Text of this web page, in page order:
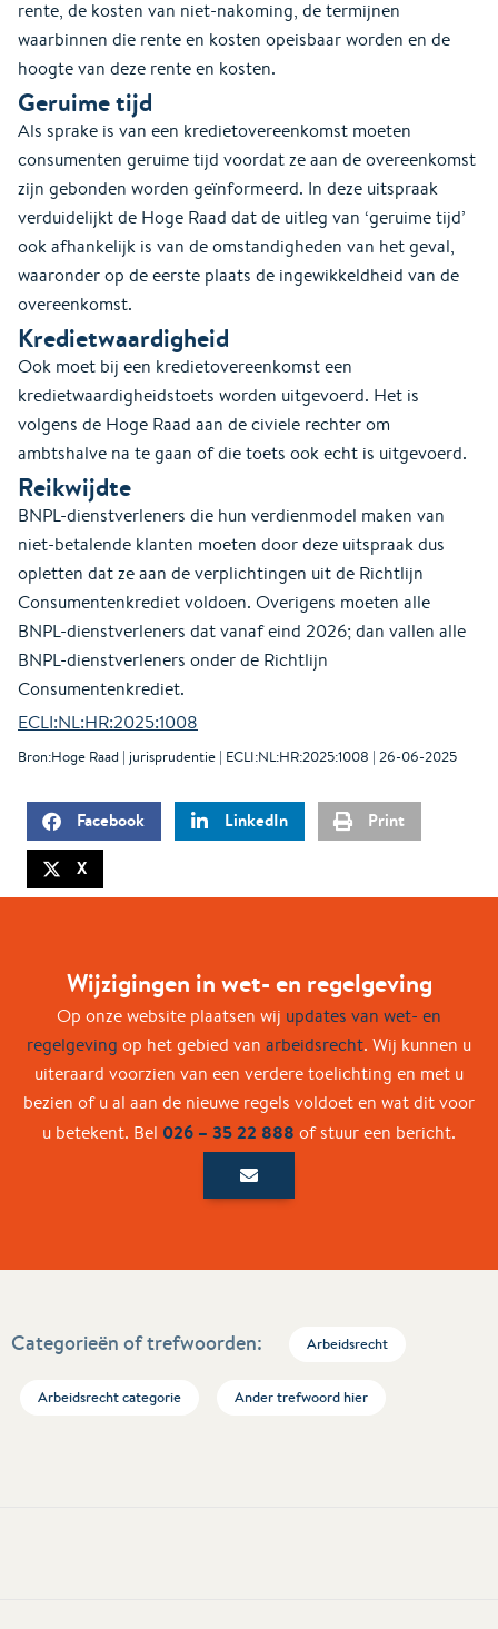
rente, de kosten van niet-nakoming, de termijnen
waarbinnen die rente en kosten opeisbaar worden en de
hoogte van deze rente en kosten.
Geruime tijd
Als sprake is van een kredietovereenkomst moeten
consumenten geruime tijd voordat ze aan de overeenkomst
zijn gebonden worden geïnformeerd. In deze uitspraak
verduidelijkt de Hoge Raad dat de uitleg van ‘geruime tijd’
ook afhankelijk is van de omstandigheden van het geval,
waaronder op de eerste plaats de ingewikkeldheid van de
overeenkomst.
Kredietwaardigheid
Ook moet bij een kredietovereenkomst een
kredietwaardigheidstoets worden uitgevoerd. Het is
volgens de Hoge Raad aan de civiele rechter om
ambtshalve na te gaan of die toets ook echt is uitgevoerd.
Reikwijdte
BNPL-dienstverleners die hun verdienmodel maken van
niet-betalende klanten moeten door deze uitspraak dus
opletten dat ze aan de verplichtingen uit de Richtlijn
Consumentenkrediet voldoen. Overigens moeten alle
BNPL-dienstverleners dat vanaf eind 2026; dan vallen alle
BNPL-dienstverleners onder de Richtlijn
Consumentenkrediet.
ECLI:NL:HR:2025:1008
Bron:Hoge Raad | jurisprudentie | ECLI:NL:HR:2025:1008 | 26-06-2025
Facebook LinkedIn Print
X
Wijzigingen in wet- en regelgeving
Op onze website plaatsen wij updates van wet- en
regelgeving op het gebied van arbeidsrecht. Wij kunnen u
uiteraard voorzien van een verdere toelichting en met u
bezien of u al aan de nieuwe regels voldoet en wat dit voor
u betekent. Bel 026 – 35 22 888 of stuur een bericht.
Categorieën of trefwoorden: Arbeidsrecht
Arbeidsrecht categorie Ander trefwoord hier